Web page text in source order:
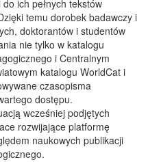
ich pełnych tekstów
temu dorobek badawczy i
doktorantów i studentów
nie tylko w katalogu
i Centralnym
katalogu WorldCat i
czasopisma
dostępu.
wcześniej podjętych
rozwijające platformę
naukowych publikacji